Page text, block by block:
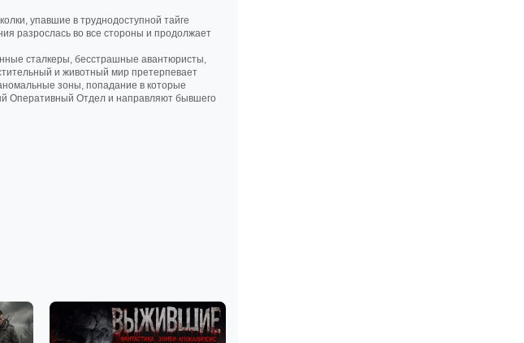
упавшие в труднодоступной тайге
разрослась во все стороны и продолжает
сталкеры, бесстрашные авантюристы,
и животный мир претерпевает
зоны, попадание в которые
Оперативный Отдел и направляют бывшего